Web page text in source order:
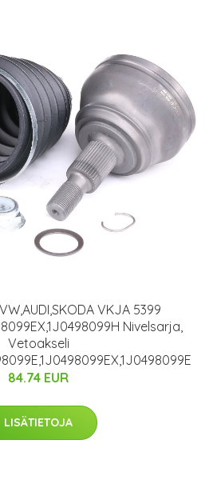
VKJA 5399
Nivelsarja,
Vetoakseli
84.74 EUR
LISÄTIETOJA